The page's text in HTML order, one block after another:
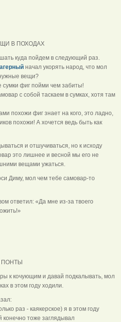
ПОХОДАХ
куда пойдем в следующий раз.
начал укорять народ, что мол
вещи?
фиг пойми чем забиты!
с собой таскаем в сумках, хотя там
похожи фиг знает на кого, это ладно,
похожи! А хочется ведь быть как
и отшучиваться, но к исходу
это лишнее и весной мы его не
вещами ужаться.
Диму, мол чем тебе самовар-то
ответил: «Да мне из-за твоего
к кочующим и давай подкалывать, мол
в этом году ходили.
раз - каякерское) я в этом году
тоже заглядывал